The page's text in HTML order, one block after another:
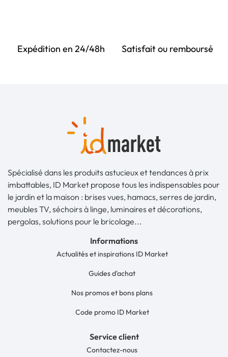
Expédition en 24/48h Satisfait ou remboursé
Spécialisé dans les produits astucieux et tendances à prix
imbattables, ID Market propose tous les indispensables pour
le jardin et la maison : brises vues, hamacs, serres de jardin,
meubles TV, séchoirs à linge, luminaires et décorations,
pergolas, solutions pour le bricolage...
Informations
Actualités et inspirations ID Market
Guides d'achat
Nos promos et bons plans
Code promo ID Market
Service client
Contactez-nous